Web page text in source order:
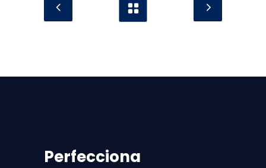
Perfecciona